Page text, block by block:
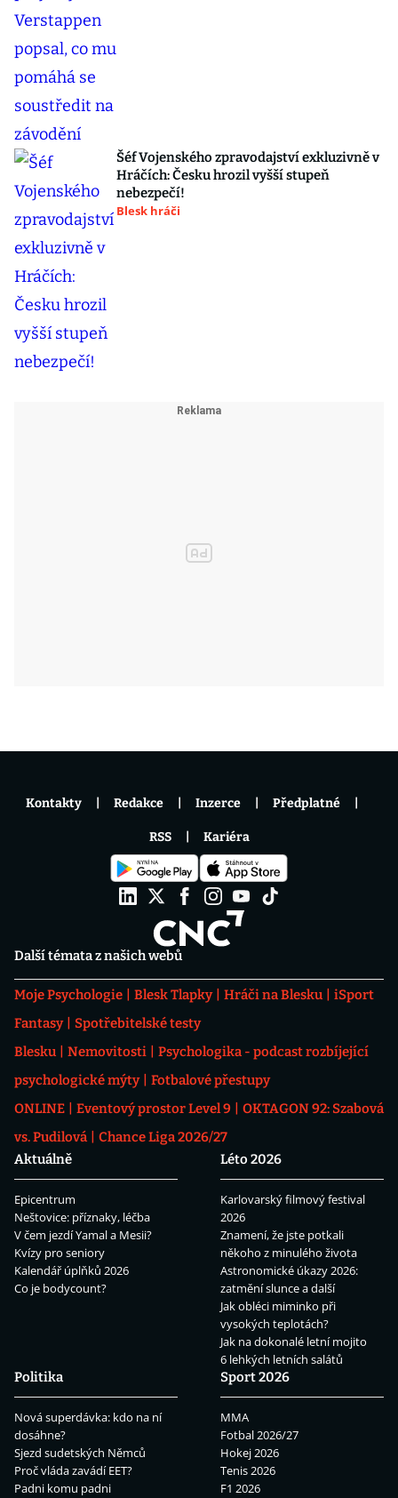
Šéf Vojenského zpravodajství exkluzivně v
Hráčích: Česku hrozil vyšší stupeň
nebezpečí!
Blesk hráči
Další témata z našich webů
Moje Psychologie Blesk Tlapky Hráči na Blesku
iSport
Fantasy
Spotřebitelské testy
Blesku
Nemovitosti
Psychologika - podcast rozbíjející
psychologické mýty
Fotbalové přestupy
ONLINE
Eventový prostor Level 9
OKTAGON 92: Szabová
vs. Pudilová
Chance Liga 2026/27
Aktuálně
Epicentrum
Neštovice: příznaky, léčba
V čem jezdí Yamal a Mesii?
Kvízy pro seniory
Kalendář úplňků 2026
Co je bodycount?
Léto 2026
Karlovarský filmový festival
2026
Znamení, že jste potkali
někoho z minulého života
Astronomické úkazy 2026:
zatmění slunce a další
Jak obléci miminko při
vysokých teplotách?
Jak na dokonalé letní mojito
6 lehkých letních salátů
Politika
Nová superdávka: kdo na ní
dosáhne?
Sjezd sudetských Němců
Proč vláda zavádí EET?
Padni komu padni
Sport 2026
MMA
Fotbal 2026/27
Hokej 2026
Tenis 2026
F1 2026
Kontakty Redakce Inzerce Předplatné
RSS Kariéra